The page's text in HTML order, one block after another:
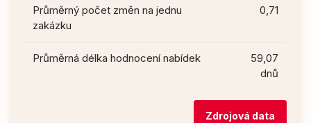
Průměrný počet změn na jednu
zakázku
0,71
Průměrná délka hodnocení nabídek
59,07
dnů
Zdrojová data